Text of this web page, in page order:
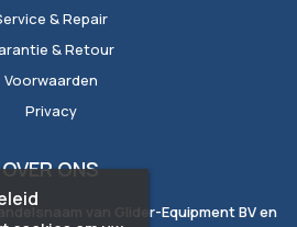
& Repair
& Retour
Voorwaarden
Privacy
OVER ONS
van Glider-Equipment BV en